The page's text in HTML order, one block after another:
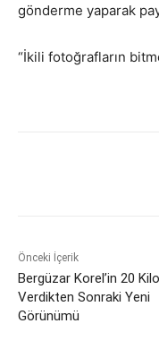
gönderme yaparak
“İkili fotoğrafların
Önceki İçerik
Bergüzar Korel’in 20 Kilo
Verdikten Sonraki Yeni
Görünümü